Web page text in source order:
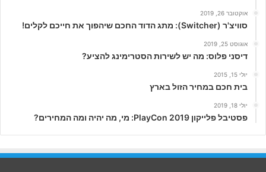
אוקטובר 26, 2019
סוויצ'ר (Switcher): מתג הדוד החכם שיהפוך את חייכם לקלים!
אוגוסט 25, 2019
דיסני פלוס: מה יש לשירות הסטרימינג להציע?
יולי 15, 2015
בית חכם במחיר הזול בארץ
יולי 18, 2019
פסטיבל פלייקון PlayCon 2019: מי, מה יהיה ומה המחירים?